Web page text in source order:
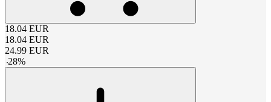
18.04 EUR
18.04 EUR
24.99 EUR
-28%